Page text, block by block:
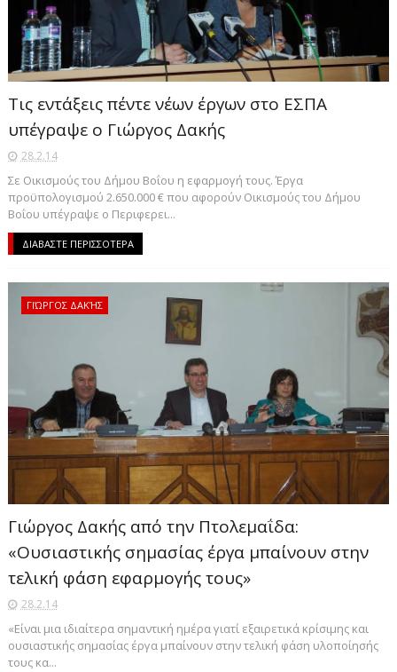
Τις εντάξεις πέντε νέων έργων στο ΕΣΠΑ
υπέγραψε ο Γιώργος Δακής
28.2.14
Σε Οικισμούς του Δήμου Βοΐου η εφαρμογή τους. Έργα
προϋπολογισμού 2.650.000 € που αφορούν Οικισμούς του Δήμου
Βοΐου υπέγραψε ο Περιφερει...
ΔΙΑΒΑΣΤΕ ΠΕΡΙΣΣΟΤΕΡΑ
ΓΙΏΡΓΟΣ ΔΑΚΉΣ
Γιώργος Δακής από την Πτολεμαΐδα:
«Ουσιαστικής σημασίας έργα μπαίνουν στην
τελική φάση εφαρμογής τους»
28.2.14
«Είναι μια ιδιαίτερα σημαντική ημέρα γιατί εξαιρετικά κρίσιμης και
ουσιαστικής σημασίας έργα μπαίνουν στην τελική φάση υλοποίησής
τους κα...